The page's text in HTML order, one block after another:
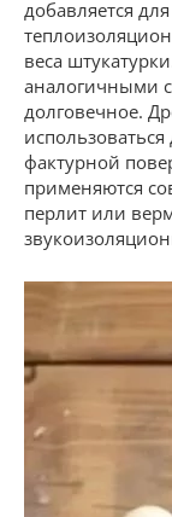
добавляется
веса
аналогичными
долговечное.
фактурной
применяются
перлит или